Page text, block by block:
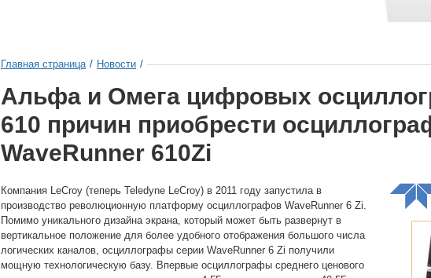
Главная страница / Новости /
Альфа и Омега цифровых
610 причин приобрести
WaveRunner 610Zi
Компания LeCroy (теперь Teledyne LeCroy) в 2011 году запустила в
производство революционную платформу осциллографов WaveRunner 6 Zi.
Помимо уникального дизайна экрана, который может быть развернут в
вертикальное положение для более удобного отображения большого числа
логических каналов, осциллографы серии WaveRunner 6 Zi получили
мощную технологическую базу. Впервые осциллографы среднего ценового